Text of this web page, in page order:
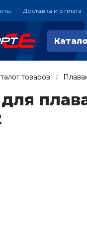
Доставка и оплата
товаров